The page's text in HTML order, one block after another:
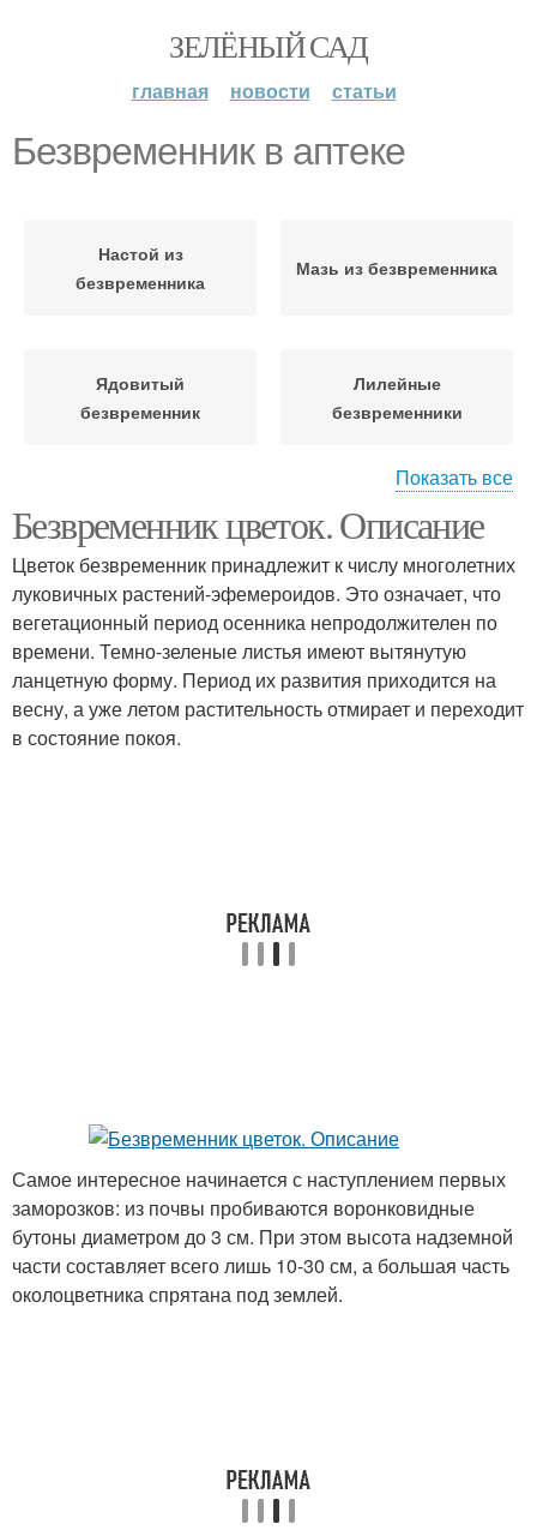
ЗЕЛЁНЫЙ САД
главная новости статьи
Безвременник в аптеке
Настой из
безвременника
Мазь из безвременника
Ядовитый
безвременник
Лилейные
безвременники
необычным циклом
Показать все
Безвременник цветок. Описание
Цветок безвременник принадлежит к числу многолетних
луковичных растений-эфемероидов. Это означает, что
вегетационный период осенника непродолжителен по
времени. Темно-зеленые листья имеют вытянутую
ланцетную форму. Период их развития приходится на
весну, а уже летом растительность отмирает и переходит
в состояние покоя.
Самое интересное начинается с наступлением первых
заморозков: из почвы пробиваются воронковидные
бутоны диаметром до 3 см. При этом высота надземной
части составляет всего лишь 10-30 см, а большая часть
околоцветника спрятана под землей.